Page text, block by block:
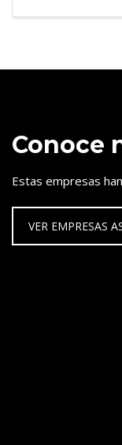
Conoce
Estas empresas
VER EMPRESAS